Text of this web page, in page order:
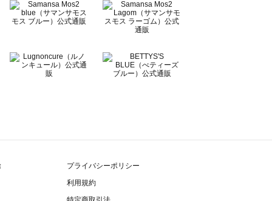
プライバシーポリシー
利用規約